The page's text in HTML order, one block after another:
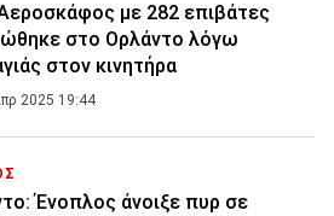
με 282 επιβάτες
στο Ορλάντο λόγω
στον κινητήρα
2025 19:44
Ένοπλος άνοιξε πυρ σε